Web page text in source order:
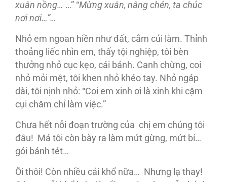
xuân nồng… …” “Mừng xuân, nâng chén, ta chúc
nơi nơi…”…
Nhỏ em ngoan hiền như đất, cắm cúi làm. Thỉnh
thoảng liếc nhìn em, thấy tội nghiệp, tôi bèn
thưởng nhỏ cục kẹo, cái bánh. Canh chừng, coi
nhỏ mỏi mệt, tôi khen nhỏ khéo tay. Nhỏ ngáp
dài, tôi nịnh nhỏ: “Coi em xinh ơi là xinh khi cặm
cụi chăm chỉ làm việc.”
Chưa hết nỗi đoạn trường của chị em chúng tôi
đâu! Má tôi còn bày ra làm mứt gừng, mứt bí…
gói bánh tét…
Ôi thôi! Còn nhiều cái khổ nữa… Nhưng lạ thay!